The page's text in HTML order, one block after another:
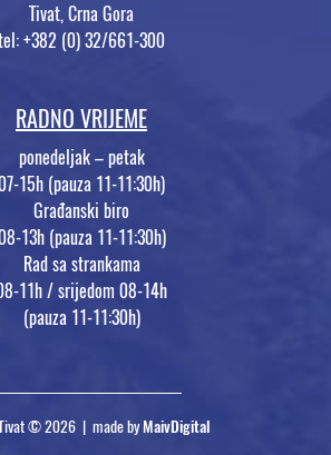
Tivat, Crna Gora
+382 (0) 32/661-300
RADNO VRIJEME
ponedeljak – petak
15h (pauza 11-11:30h)
Građanski biro
13h (pauza 11-11:30h)
Rad sa strankama
11h / srijedom 08-14h
(pauza 11-11:30h)
© 2026 | made byMaivDigital